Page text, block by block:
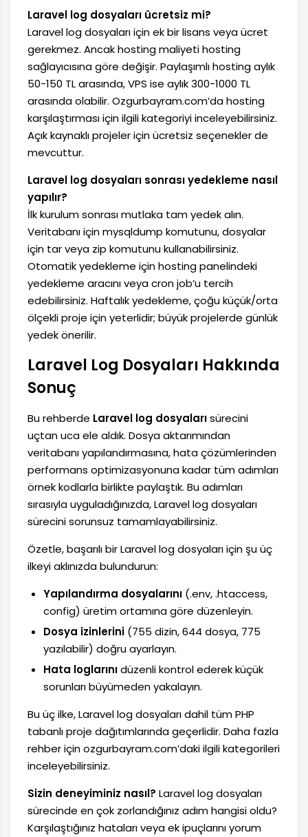
Laravel log dosyaları ücretsiz mi?
Laravel log dosyaları için ek bir lisans veya ücret
gerekmez. Ancak hosting maliyeti hosting
sağlayıcısına göre değişir. Paylaşımlı hosting aylık
50-150 TL arasında, VPS ise aylık 300-1000 TL
arasında olabilir. Ozgurbayram.com’da hosting
karşılaştırması için ilgili kategoriyi inceleyebilirsiniz.
Açık kaynaklı projeler için ücretsiz seçenekler de
mevcuttur.
Laravel log dosyaları sonrası yedekleme nasıl
yapılır?
İlk kurulum sonrası mutlaka tam yedek alın.
Veritabanı için mysqldump komutunu, dosyalar
için tar veya zip komutunu kullanabilirsiniz.
Otomatik yedekleme için hosting panelindeki
yedekleme aracını veya cron job’u tercih
edebilirsiniz. Haftalık yedekleme, çoğu küçük/orta
ölçekli proje için yeterlidir; büyük projelerde günlük
yedek önerilir.
Laravel Log Dosyaları Hakkında
Sonuç
Bu rehberde Laravel log dosyalarısürecini
uçtan uca ele aldık. Dosya aktarımından
veritabanı yapılandırmasına, hata çözümlerinden
performans optimizasyonuna kadar tüm adımları
örnek kodlarla birlikte paylaştık. Bu adımları
sırasıyla uyguladığınızda, Laravel log dosyaları
sürecini sorunsuz tamamlayabilirsiniz.
Özetle, başarılı bir Laravel log dosyaları için şu üç
ilkeyi aklınızda bulundurun:
Yapılandırma dosyalarını(.env, .htaccess,
config) üretim ortamına göre düzenleyin.
Dosya izinlerini(755 dizin, 644 dosya, 775
yazılabilir) doğru ayarlayın.
Hata loglarınıdüzenli kontrol ederek küçük
sorunları büyümeden yakalayın.
Bu üç ilke, Laravel log dosyaları dahil tüm PHP
tabanlı proje dağıtımlarında geçerlidir. Daha fazla
rehber için ozgurbayram.com’daki ilgili kategorileri
inceleyebilirsiniz.
Sizin deneyiminiz nasıl? Laravel log dosyaları
sürecinde en çok zorlandığınız adım hangisi oldu?
Karşılaştığınız hataları veya ek ipuçlarını yorum